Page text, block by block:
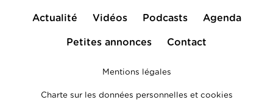
Actualité Vidéos Podcasts Agenda
Petites annonces Contact
Mentions légales
Charte sur les données personnelles et cookies